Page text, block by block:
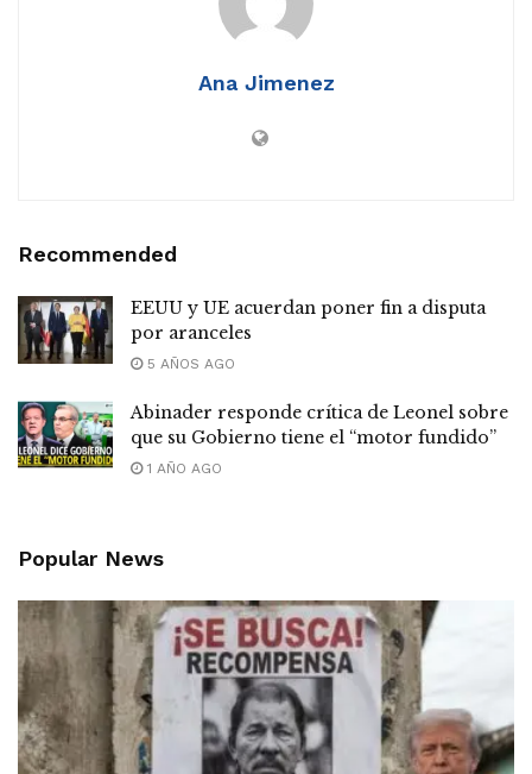
Ana Jimenez
Recommended
EEUU y UE acuerdan poner fin a disputa
por aranceles
5 AÑOS AGO
Abinader responde crítica de Leonel sobre
que su Gobierno tiene el “motor fundido”
1 AÑO AGO
Popular News